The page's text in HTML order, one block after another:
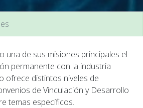
una de sus misiones principales el
permanente con la industria
ofrece distintos niveles de
de Vinculación y Desarrollo
temas específicos.